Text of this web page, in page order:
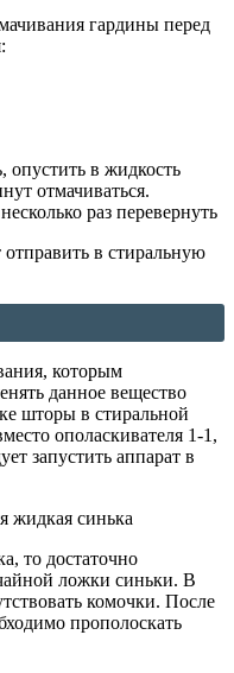
гардины перед
опустить в жидкость
отмачиваться.
раз перевернуть
в стиральную
которым
данное вещество
шторы в стиральной
ополаскивателя 1-1,
запустить аппарат в
жидкая синька
то достаточно
ложки синьки. В
комочки. После
прополоскать